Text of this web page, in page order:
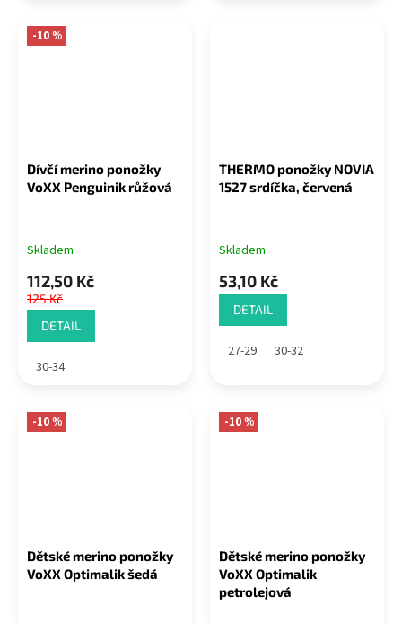
-10 %
Dívčí merino ponožky
VoXX Penguinik růžová
Skladem
112,50 Kč
125 Kč
DETAIL
30-34
THERMO ponožky NOVIA
1527 srdíčka, červená
Skladem
53,10 Kč
DETAIL
27-29 30-32
-10 %
Dětské merino ponožky
VoXX Optimalik šedá
-10 %
Dětské merino ponožky
VoXX Optimalik
petrolejová